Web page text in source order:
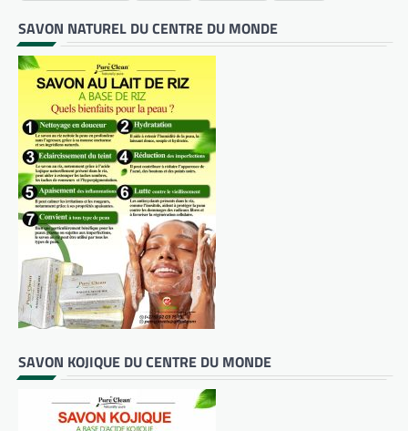
SAVON NATUREL DU CENTRE DU MONDE
SAVON KOJIQUE DU CENTRE DU MONDE